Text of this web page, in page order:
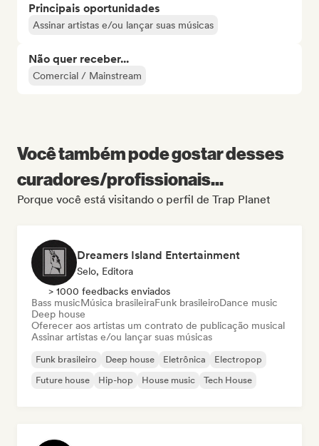
Principais oportunidades
Assinar artistas e/ou lançar suas músicas
Não quer receber...
Comercial / Mainstream
Você também pode gostar desses
curadores/profissionais...
Porque você está visitando o perfil de Trap Planet
Dreamers Island Entertainment
Selo, Editora
> 1000 feedbacks enviados
Bass musicMúsica brasileiraFunk brasileiroDance music
Deep house
Oferecer aos artistas um contrato de publicação musical
Assinar artistas e/ou lançar suas músicas
Funk brasileiro Deep house Eletrônica
Electropop
Future house
Hip-hop House music Tech House